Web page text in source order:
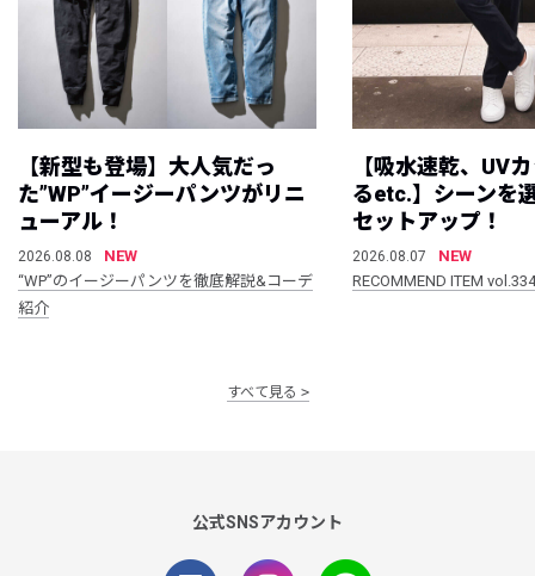
【新型も登場】大人気だっ
た”WP”イージーパンツがリニ
ューアル！
2026.08.08
NEW
“WP”のイージーパンツを徹底解説&コーデ
紹介
【吸水速乾、UV
るetc.】シーンを
セットアップ！
2026.08.07
NEW
RECOMMEND ITEM vol.334
すべて見る
公式SNSアカウント